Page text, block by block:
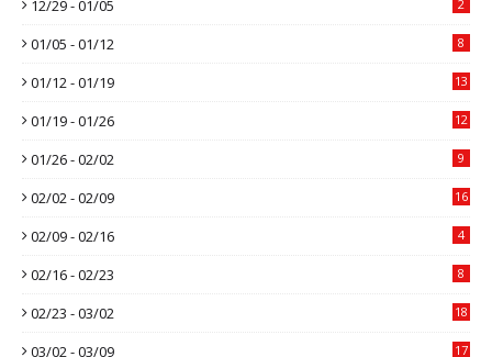
12/29 - 01/05 2
01/05 - 01/12 8
01/12 - 01/19 13
01/19 - 01/26 12
01/26 - 02/02 9
02/02 - 02/09 16
02/09 - 02/16 4
02/16 - 02/23 8
02/23 - 03/02 18
03/02 - 03/09 17